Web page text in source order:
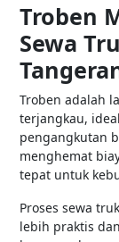
Troben
Sewa
Troben adalah
terjangkau,
pengangkutan
menghemat
tepat untuk
Proses sewa
lebih praktis